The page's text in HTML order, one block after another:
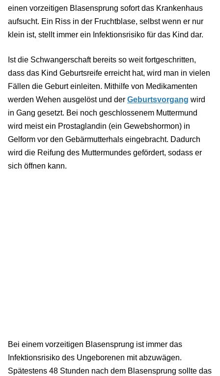
einen vorzeitigen Blasensprung sofort das Krankenhaus
aufsucht. Ein Riss in der Fruchtblase, selbst wenn er nur
klein ist, stellt immer ein Infektionsrisiko für das Kind dar.
Ist die Schwangerschaft bereits so weit fortgeschritten,
dass das Kind Geburtsreife erreicht hat, wird man in vielen
Fällen die Geburt einleiten. Mithilfe von Medikamenten
werden Wehen ausgelöst und der Geburtsvorgang wird
in Gang gesetzt. Bei noch geschlossenem Muttermund
wird meist ein Prostaglandin (ein Gewebshormon) in
Gelform vor den Gebärmutterhals eingebracht. Dadurch
wird die Reifung des Muttermundes gefördert, sodass er
sich öffnen kann.
Bei einem vorzeitigen Blasensprung ist immer das
Infektionsrisiko des Ungeborenen mit abzuwägen.
Spätestens 48 Stunden nach dem Blasensprung sollte das